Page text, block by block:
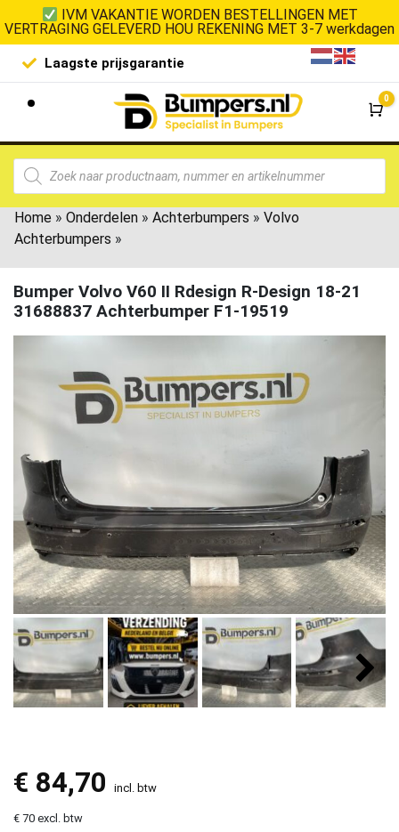
IVM VAKANTIE WORDEN BESTELLINGEN MET
VERTRAGING GELEVERD HOU REKENING MET 3-7 werkdagen
Laagste prijsgarantie De
0
Home » Onderdelen » Achterbumpers » Volvo
Achterbumpers »
Bumper Volvo V60 II Rdesign R-Design 18-21
31688837 Achterbumper F1-19519
€ 84,70 incl. btw
€ 70 excl. btw